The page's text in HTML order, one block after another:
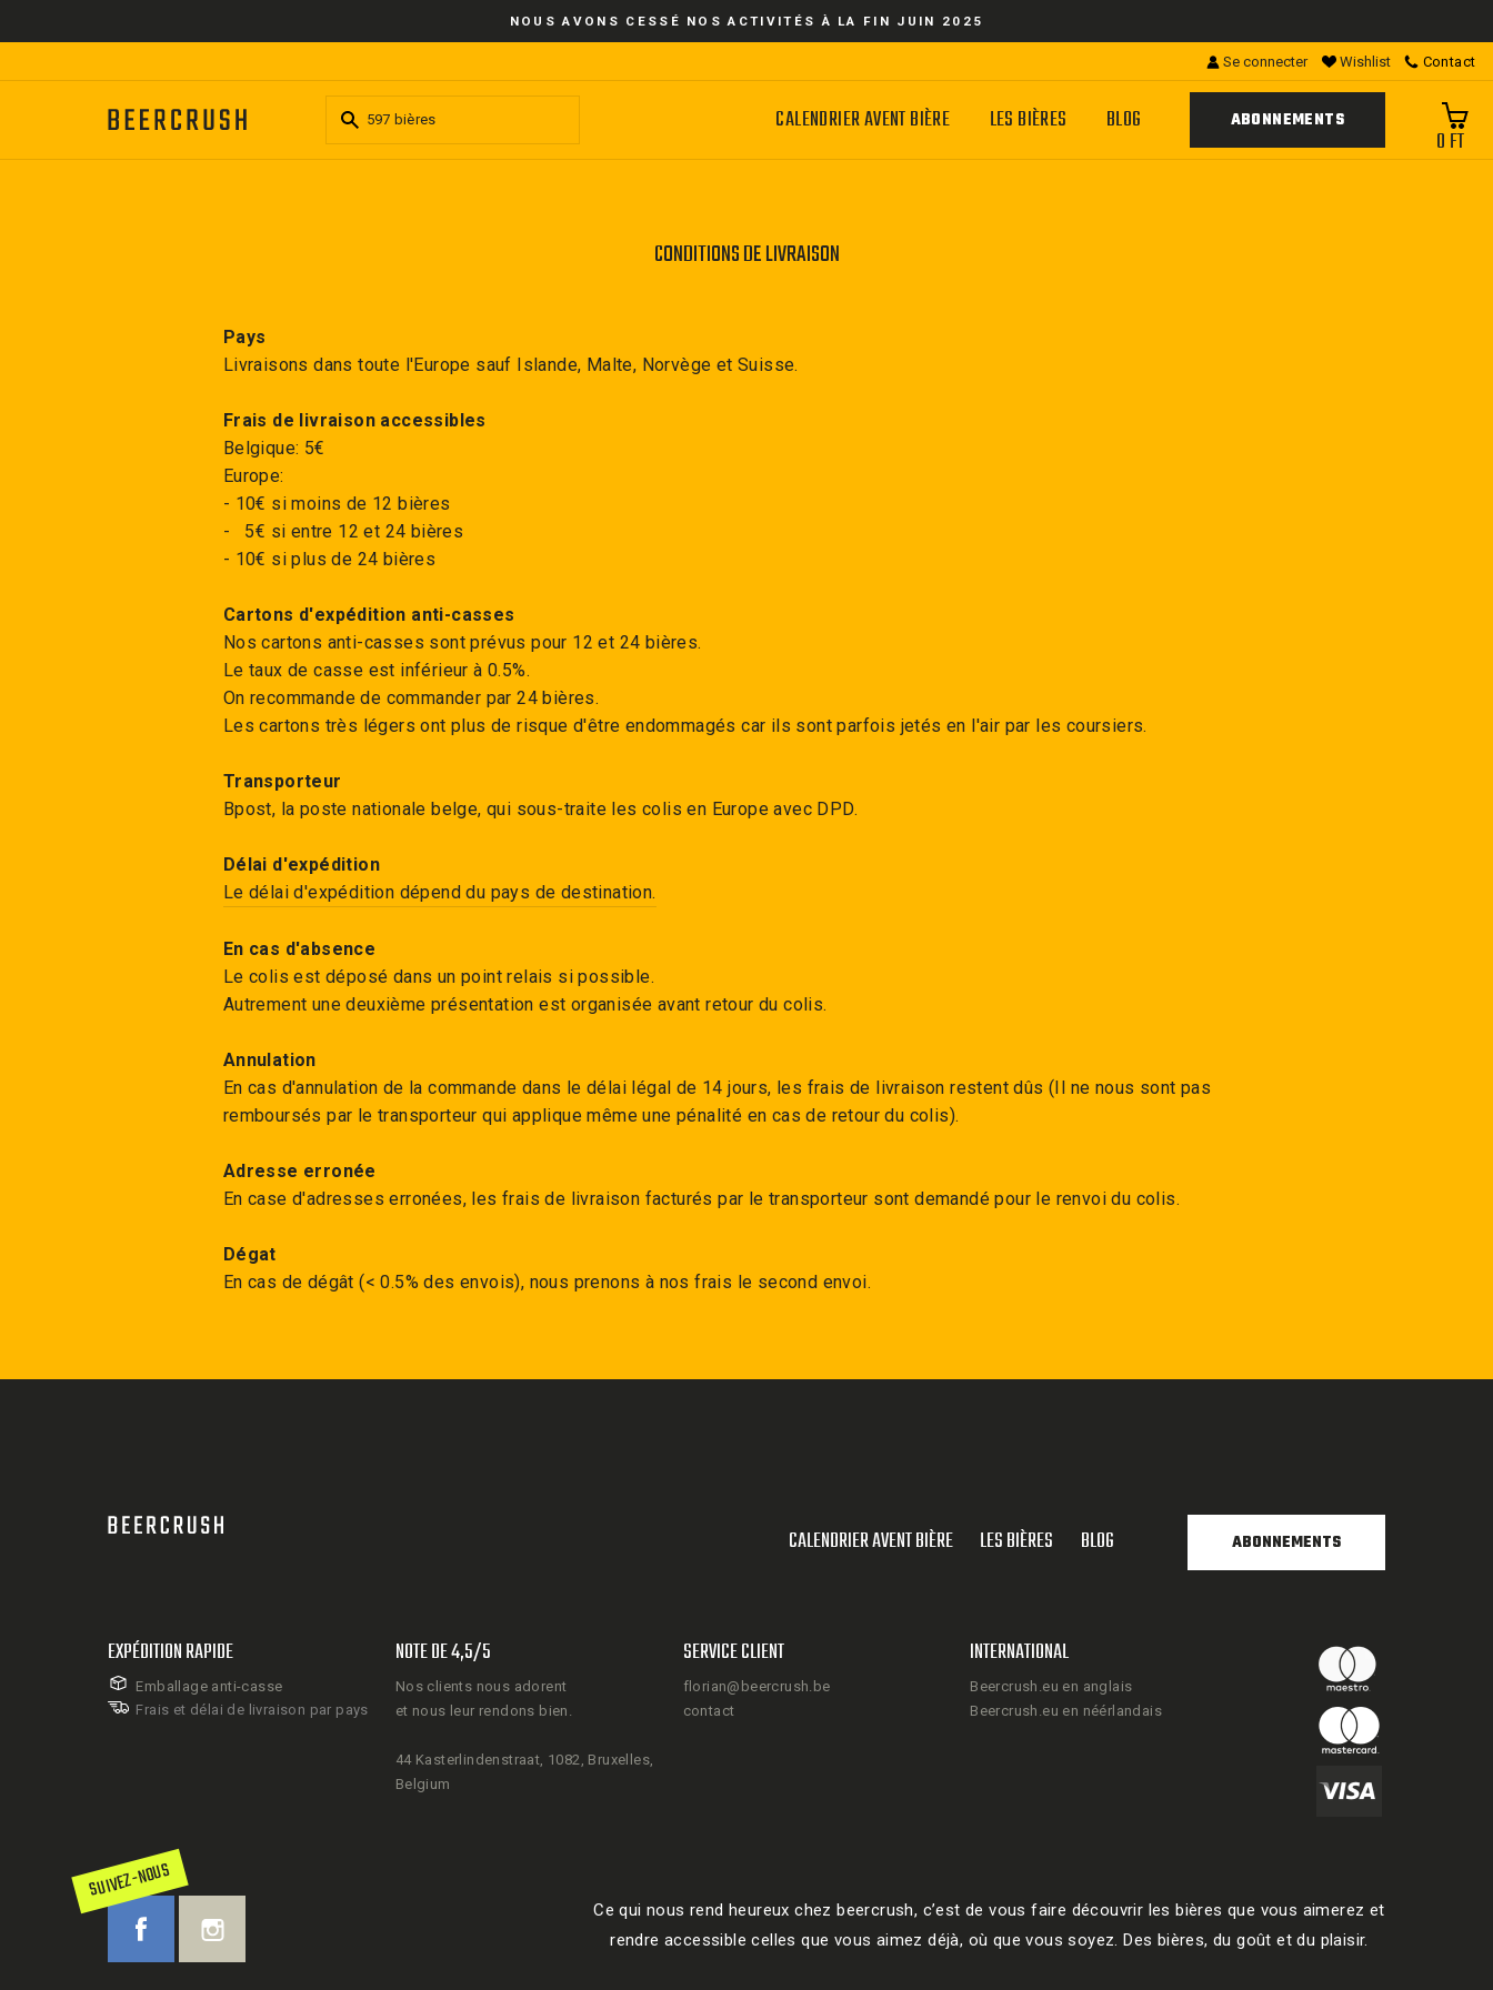
au
NOUS AVONS CESSÉ NOS ACTIVITÉS À LA FIN JUIN 2025
Se connecter Wishlist Contact
CALENDRIER AVENT BIÈRE LES BIÈRES BLOG ABONNEMENTS
0 FT
CONDITIONS DE LIVRAISON
Pays
Livraisons dans toute l'Europe sauf Islande, Malte, Norvège et Suisse.
Frais de livraison accessibles
Belgique: 5€
Europe:
- 10€ si moins de 12 bières
- 5€ si entre 12 et 24 bières
- 10€ si plus de 24 bières
Cartons d'expédition anti-casses
Nos cartons anti-casses sont prévus pour 12 et 24 bières.
Le taux de casse est inférieur à 0.5%.
On recommande de commander par 24 bières.
Les cartons très légers ont plus de risque d'être endommagés car ils sont parfois jetés en l'air par les coursiers.
Transporteur
Bpost, la poste nationale belge, qui sous-traite les colis en Europe avec DPD.
Délai d'expédition
Le délai d'expédition dépend du pays de destination.
En cas d'absence
Le colis est déposé dans un point relais si possible.
Autrement une deuxième présentation est organisée avant retour du colis.
Annulation
En cas d'annulation de la commande dans le délai légal de 14 jours, les frais de livraison restent dûs (Il ne nous sont pas
remboursés par le transporteur qui applique même une pénalité en cas de retour du colis).
Adresse erronée
En case d'adresses erronées, les frais de livraison facturés par le transporteur sont demandé pour le renvoi du colis.
Dégat
En cas de dégât (< 0.5% des envois), nous prenons à nos frais le second envoi.
CALENDRIER AVENT BIÈRE LES BIÈRES BLOG ABONNEMENTS
EXPÉDITION RAPIDE
Emballage anti-casse
Frais et délai de livraison par pays
NOTE DE 4,5/5
Nos clients nous adorent
et nous leur rendons bien.
44 Kasterlindenstraat, 1082, Bruxelles,
Belgium
SERVICE CLIENT
florian@beercrush.be
contact
INTERNATIONAL
Beercrush.eu en anglais
Beercrush.eu en néérlandais
SUIVEZ-NOUS
Ce qui nous rend heureux chez beercrush, c’est de vous faire découvrir les bières que vous aimerez et
rendre accessible celles que vous aimez déjà, où que vous soyez. Des bières, du goût et du plaisir.